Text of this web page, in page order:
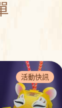
活動快訊